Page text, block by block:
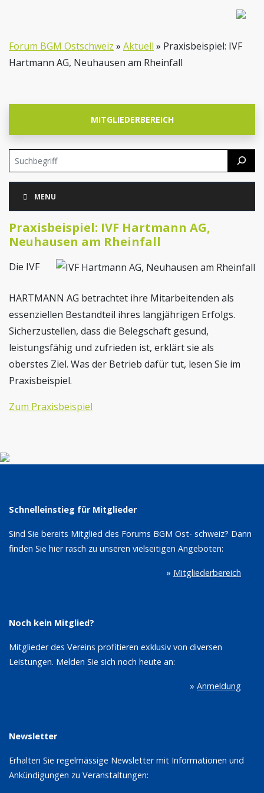
Forum BGM Ostschweiz » Aktuell » Praxisbeispiel: IVF
Hartmann AG, Neuhausen am Rheinfall
MITGLIEDERBEREICH
Suchen
Skip
MENU
Praxisbeispiel: IVF Hartmann AG,
Neuhausen am Rheinfall
Die IVF
HARTMANN AG betrachtet ihre Mitarbeitenden als
essenziellen Bestandteil ihres langjährigen Erfolgs.
Sicherzustellen, dass die Belegschaft gesund,
leistungsfähig und zufrieden ist, erklärt sie als
oberstes Ziel. Was der Betrieb dafür tut, lesen Sie im
Praxisbeispiel.
Zum Praxisbeispiel
Schnelleinstieg für Mitglieder
Sind Sie bereits Mitglied des Forums BGM Ost- schweiz? Dann
finden Sie hier rasch zu unseren vielseitigen Angeboten:
» Mitgliederbereich
Noch kein Mitglied?
Mitglieder des Vereins profitieren exklusiv von diversen
Leistungen. Melden Sie sich noch heute an:
» Anmeldung
Newsletter
Erhalten Sie regelmässige Newsletter mit Informationen und
Ankündigungen zu Veranstaltungen: